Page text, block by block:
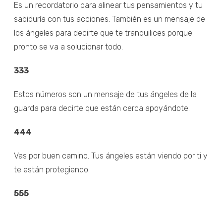
Es un recordatorio para alinear tus pensamientos y tu
sabiduría con tus acciones. También es un mensaje de
los ángeles para decirte que te tranquilices porque
pronto se va a solucionar todo.
333
Estos números son un mensaje de tus ángeles de la
guarda para decirte que están cerca apoyándote.
444
Vas por buen camino. Tus ángeles están viendo por ti y
te están protegiendo.
555